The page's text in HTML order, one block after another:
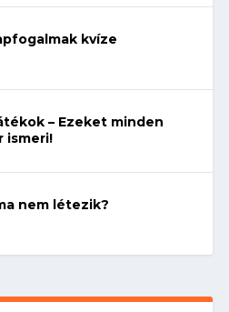
kvíze
– Ezeket minden
ismeri!
nem létezik?